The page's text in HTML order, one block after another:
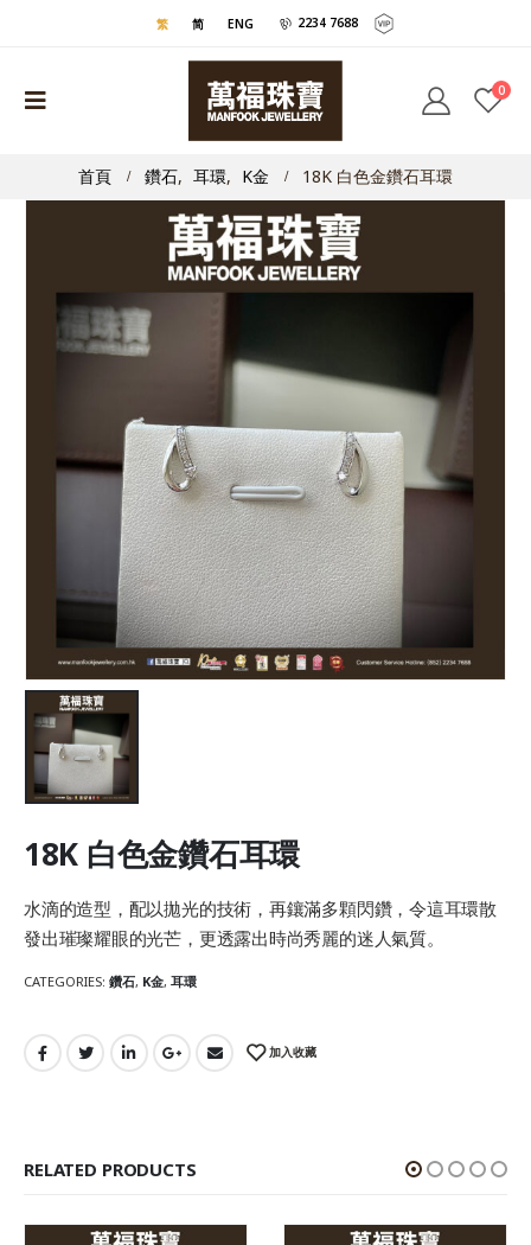
繁 简 ENG 2234 7688
0
首頁 鑽石, 耳環, K金 18K 白色金鑽石耳環
18K 白色金鑽石耳環
水滴的造型，配以拋光的技術，再鑲滿多顆閃鑽，令這耳環散
發出璀璨耀眼的光芒，更透露出時尚秀麗的迷人氣質。
CATEGORIES: 鑽石, K金, 耳環
加入收藏
RELATED PRODUCTS